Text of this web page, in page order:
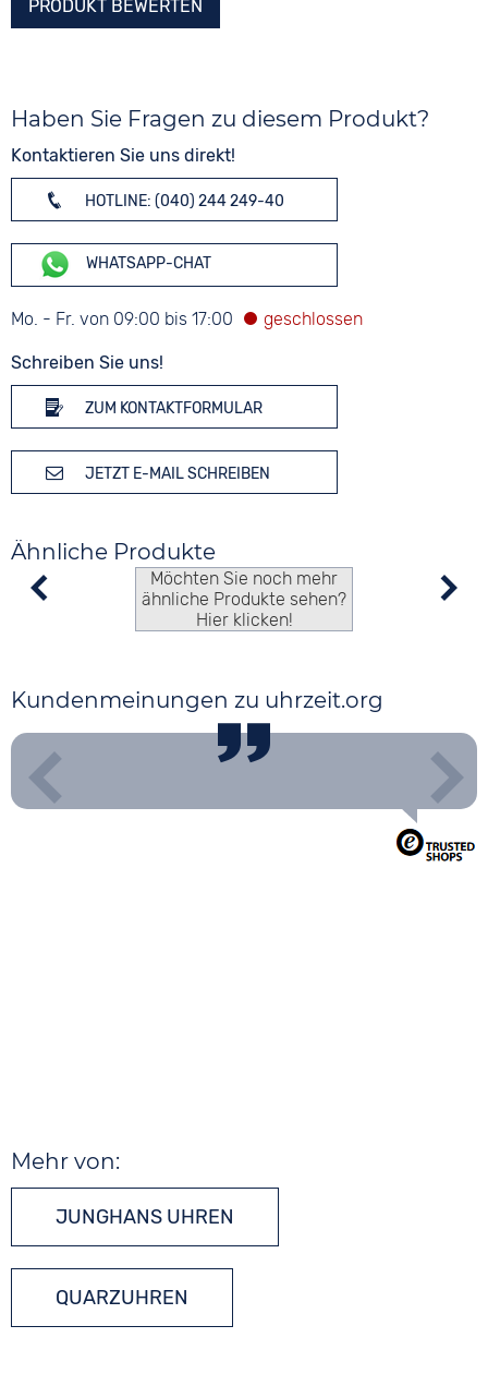
PRODUKT BEWERTEN
Haben Sie Fragen zu diesem Produkt?
Kontaktieren Sie uns direkt!
HOTLINE: (040) 244 249-40
WHATSAPP-CHAT
Mo. - Fr. von 09:00 bis 17:00
Schreiben Sie uns!
ZUM KONTAKTFORMULAR
JETZT E-MAIL SCHREIBEN
Ähnliche Produkte
Möchten Sie noch mehr
ähnliche Produkte sehen?
Hier klicken!
Kundenmeinungen zu uhrzeit.org
Mehr von:
JUNGHANS UHREN
QUARZUHREN